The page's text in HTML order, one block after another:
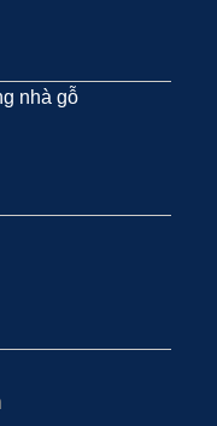
nhà gỗ